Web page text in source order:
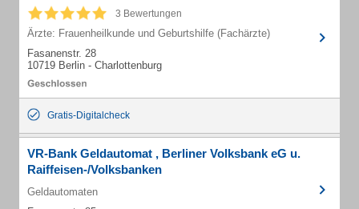
3 Bewertungen
Ärzte: Frauenheilkunde und Geburtshilfe (Fachärzte)
Fasanenstr. 28
10719 Berlin - Charlottenburg
Gratis-Digitalcheck
VR-Bank Geldautomat , Berliner Volksbank eG u.
Raiffeisen-/Volksbanken
Geldautomaten